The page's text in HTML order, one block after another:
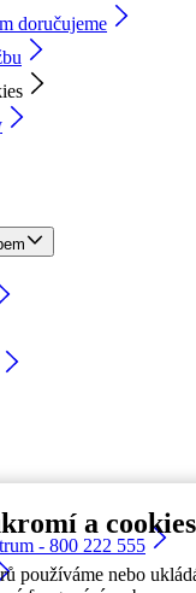
a cookies
používáme nebo
doručujeme
- 800 222 555